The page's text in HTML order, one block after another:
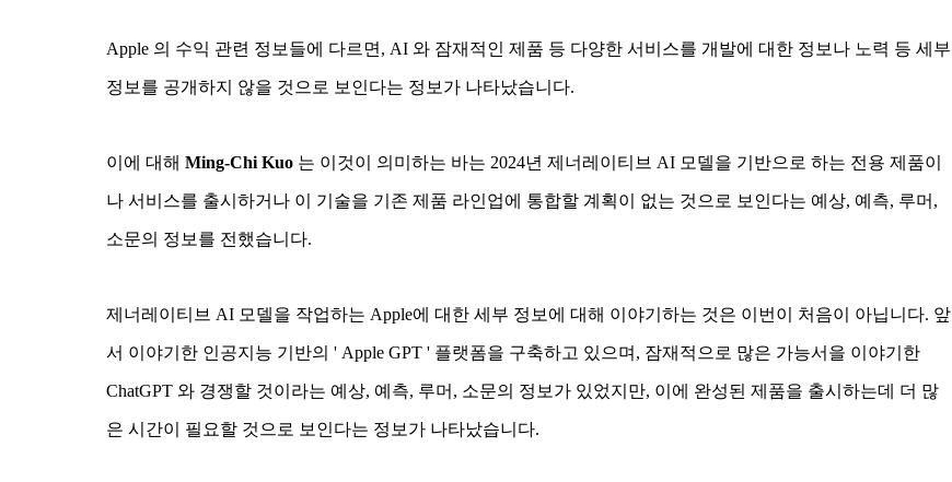
Apple 의 수익 관련 정보들에 다르면, AI 와 잠재적인 제품 등 다양한 서비스를 개발에 대한 정보나 노력 등 세부
정보를 공개하지 않을 것으로 보인다는 정보가 나타났습니다.
이에 대해 Ming-Chi Kuo 는 이것이 의미하는 바는 2024년 제너레이티브 AI 모델을 기반으로 하는 전용 제품이
나 서비스를 출시하거나 이 기술을 기존 제품 라인업에 통합할 계획이 없는 것으로 보인다는 예상, 예측, 루머,
소문의 정보를 전했습니다.
제너레이티브 AI 모델을 작업하는 Apple에 대한 세부 정보에 대해 이야기하는 것은 이번이 처음이 아닙니다. 앞
서 이야기한 인공지능 기반의 ' Apple GPT ' 플랫폼을 구축하고 있으며, 잠재적으로 많은 가능서을 이야기한
ChatGPT 와 경쟁할 것이라는 예상, 예측, 루머, 소문의 정보가 있었지만, 이에 완성된 제품을 출시하는데 더 많
은 시간이 필요할 것으로 보인다는 정보가 나타났습니다.